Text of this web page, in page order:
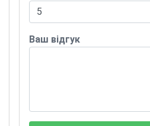
Ваш відгук